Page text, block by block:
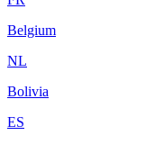
Belgium
NL
Bolivia
ES